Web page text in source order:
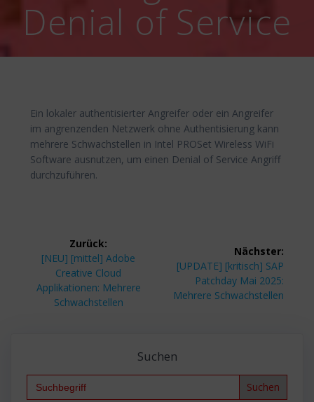
Denial of Service
Ein lokaler authentisierter Angreifer oder ein Angreifer
im angrenzenden Netzwerk ohne Authentisierung kann
mehrere Schwachstellen in Intel PROSet Wireless WiFi
Software ausnutzen, um einen Denial of Service Angriff
durchzuführen.
Beitragsnavigation
Zurück:
Vorheriger
Beitrag:
[NEU] [mittel] Adobe
Creative Cloud
Applikationen: Mehrere
Schwachstellen
Nächster:
Nächster
Beitrag:
[UPDATE] [kritisch] SAP
Patchday Mai 2025:
Mehrere Schwachstellen
Suchen
Search